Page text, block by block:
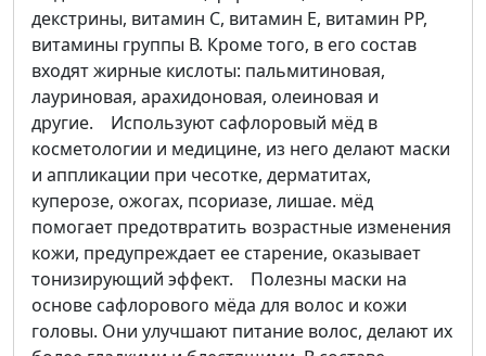
декстрины, витамин С, витамин Е, витамин РР,
витамины группы В. Кроме того, в его состав
входят жирные кислоты: пальмитиновая,
лауриновая, арахидоновая, олеиновая и
другие. Используют сафлоровый мёд в
косметологии и медицине, из него делают маски
и аппликации при чесотке, дерматитах,
куперозе, ожогах, псориазе, лишае. мёд
помогает предотвратить возрастные изменения
кожи, предупреждает ее старение, оказывает
тонизирующий эффект. Полезны маски на
основе сафлорового мёда для волос и кожи
головы. Они улучшают питание волос, делают их